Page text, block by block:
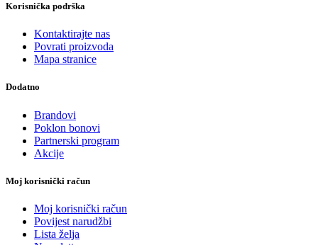
Korisnička podrška
Kontaktirajte nas
Povrati proizvoda
Mapa stranice
Dodatno
Brandovi
Poklon bonovi
Partnerski program
Akcije
Moj korisnički račun
Moj korisnički račun
Povijest narudžbi
Lista želja